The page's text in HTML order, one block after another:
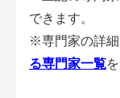
できます。
※専門家の詳
る専門家一覧